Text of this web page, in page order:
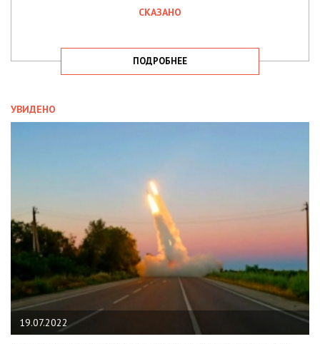
СКАЗАНО
ПОДРОБНЕЕ
УВИДЕНО
19.07.2022